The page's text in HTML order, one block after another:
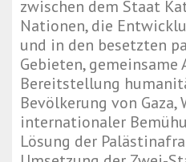
zwischen dem Staat
Nationen, die
und in den besetzten
Gebieten, gemeinsame
Bereitstellung
Bevölkerung von Gaza,
internationaler
Lösung der